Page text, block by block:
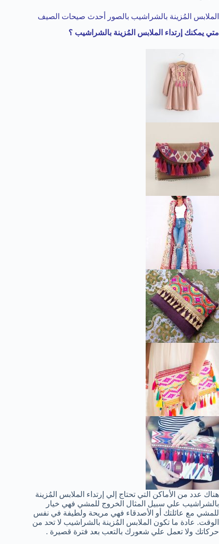
الملابس المُزينة بالشراشيب بالصور أحدث صيحات الصيف
متي يمكنك إرتداء الملابس المُزينة بالشراشيب ؟
هناك عدد من الأماكن التي تحتاج إلي إرتداء الملابس المُزينة
بالشراشيب علي سبيل المثال الخروج للمشي فهي خيار
للمشي مع عائلتك أو الأصدقاء فهي مريحة ولطيفة في نفس
الوقت. عادة ما تكون الملابس المُزينة بالشراشيب لا تحد من
حركاتك ولا تعمل علي شعورك بالتعب بعد فترة قصيرة .